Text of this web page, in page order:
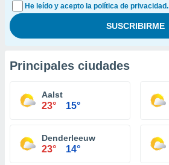
He leído y acepto la política de privacidad.
Principales ciudades
Aalst
23° 15°
Denderleeuw
23° 14°